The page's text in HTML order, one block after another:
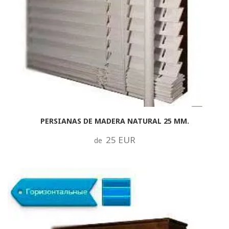
PERSIANAS DE MADERA NATURAL 25 MM.
de 25 EUR